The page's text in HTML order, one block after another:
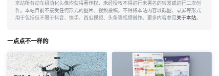
本站所有动车组萌化头像均获得著作权，未经授权不得进行未署名的转发或进行二次创
作。本站目前不接受任何形式的图片、视频投稿。不得将本站内容以截图、录屏等形式
用于包括但不限于抖音、快手、西瓜视频、头条等视频创作。更多内容参见关于本站。
一点点不一样的